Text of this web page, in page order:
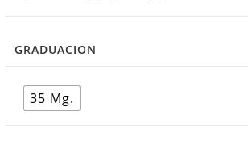
GRADUACION
35 Mg.